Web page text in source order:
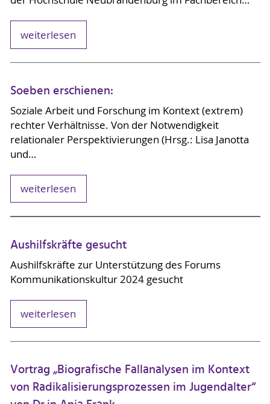
weiterlesen
Soeben erschienen:
Soziale Arbeit und Forschung im Kontext (extrem)
rechter Verhältnisse. Von der Notwendigkeit
relationaler Perspektivierungen (Hrsg.: Lisa Janotta
und…
weiterlesen
Aushilfskräfte gesucht
Aushilfskräfte zur Unterstützung des Forums
Kommunikationskultur 2024 gesucht
weiterlesen
Vortrag „Biografische Fallanalysen im Kontext
von Radikalisierungsprozessen im Jugendalter“